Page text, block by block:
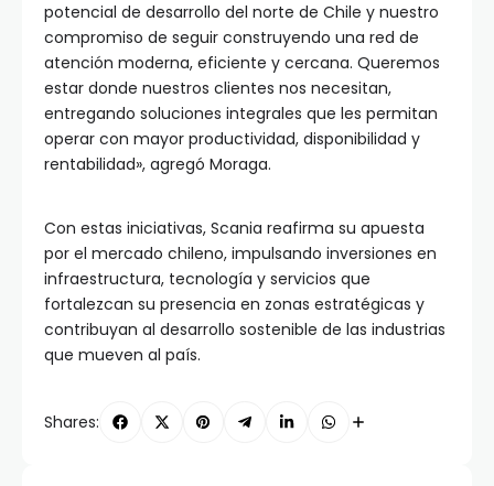
potencial de desarrollo del norte de Chile y nuestro
compromiso de seguir construyendo una red de
atención moderna, eficiente y cercana. Queremos
estar donde nuestros clientes nos necesitan,
entregando soluciones integrales que les permitan
operar con mayor productividad, disponibilidad y
rentabilidad», agregó Moraga.
Con estas iniciativas, Scania reafirma su apuesta
por el mercado chileno, impulsando inversiones en
infraestructura, tecnología y servicios que
fortalezcan su presencia en zonas estratégicas y
contribuyan al desarrollo sostenible de las industrias
que mueven al país.
Shares: